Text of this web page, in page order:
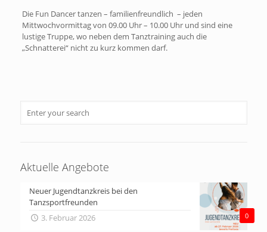
Die Fun Dancer tanzen – familienfreundlich – jeden
Mittwochvormittag von 09.00 Uhr – 10.00 Uhr und sind eine
lustige Truppe, wo neben dem Tanztraining auch die
„Schnatterei“ nicht zu kurz kommen darf.
Aktuelle Angebote
0
Neuer Jugendtanzkreis bei den
Tanzsportfreunden
3. Februar 2026